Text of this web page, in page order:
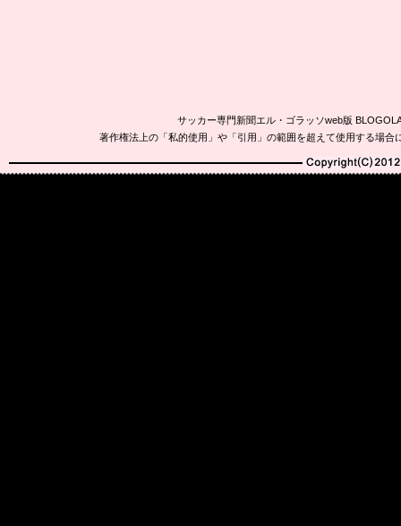
サッカー専門新聞エル・ゴラッソweb版
著作権法上の「私的使用」や「引用」の範囲を超えて使用する場
Copyright(C)2010-